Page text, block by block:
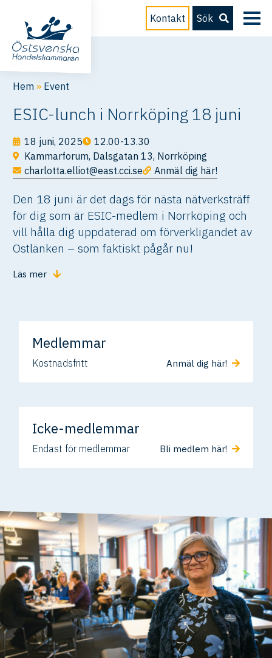
Kontakt Sök
Hem » Event
ESIC-lunch i Norrköping 18 juni
18 juni, 2025
12.00-13.30
Kammarforum, Dalsgatan 13, Norrköping
charlotta.elliot@east.cci.se
Anmäl dig här!
Den 18 juni är det dags för nästa nätverksträff
för dig som är ESIC-medlem i Norrköping och
vill hålla dig uppdaterad om förverkligandet av
Ostlänken – som faktiskt pågår nu!
Läs mer
Medlemmar
Kostnadsfritt Anmäl dig här!
Icke-medlemmar
Endast för medlemmar Bli medlem här!